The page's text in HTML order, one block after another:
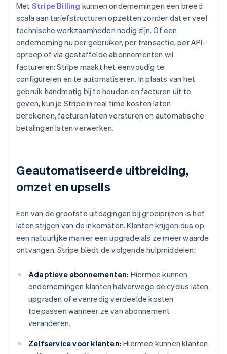
Met Stripe Billing kunnen ondernemingen een breed
scala aan tariefstructuren opzetten zonder dat er veel
technische werkzaamheden nodig zijn. Of een
onderneming nu per gebruiker, per transactie, per API-
oproep of via gestaffelde abonnementen wil
factureren: Stripe maakt het eenvoudig te
configureren en te automatiseren. In plaats van het
gebruik handmatig bij te houden en facturen uit te
geven, kun je Stripe in real time kosten laten
berekenen, facturen laten versturen en automatische
betalingen laten verwerken.
Geautomatiseerde uitbreiding,
omzet en upsells
Een van de grootste uitdagingen bij groeiprijzen is het
laten stijgen van de inkomsten. Klanten krijgen dus op
een natuurlijke manier een upgrade als ze meer waarde
ontvangen. Stripe biedt de volgende hulpmiddelen:
Adaptieve abonnementen: Hiermee kunnen
ondernemingen klanten halverwege de cyclus laten
upgraden of evenredig verdeelde kosten
toepassen wanneer ze van abonnement
veranderen.
Zelfservice voor klanten: Hiermee kunnen klanten